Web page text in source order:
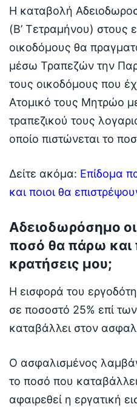
Η καταβολή
(Β’ Τετραμήνου) στους
οικοδόμους θα
μέσω Τραπεζών την
τους οικοδόμους που
Ατομικό τους Μητρώο
τραπεζικού τους
οποίο πιστώνεται το
Δείτε ακόμα: Επίδομα
και ποιοι θα
Αδειοδωρόσημο
ποσό θα πάρω και
κρατήσεις μου;
Η εισφορά του
σε ποσοστό 25% επί
καταβάλλει στον
Ο ασφαλισμένος
το ποσό που
αφαιρεθεί η εργατική